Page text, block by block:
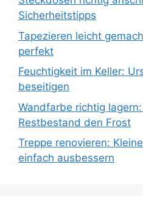
Sicherheitstipps
Tapezieren leicht
perfekt
Feuchtigkeit im Keller:
beseitigen
Wandfarbe richtig
Restbestand den Frost
Treppe renovieren:
einfach ausbessern